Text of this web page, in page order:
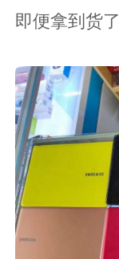
即便拿到货